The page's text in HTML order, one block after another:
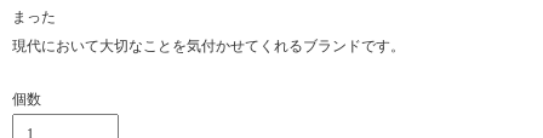
まった
現代において大切なことを気付かせてくれるブランドです。
個数